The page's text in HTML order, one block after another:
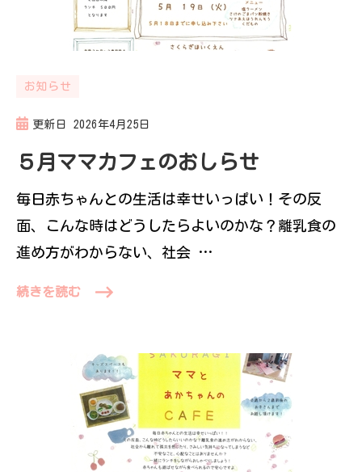
更新日 2026年4月25日
お知らせ
５月ママカフェのおしらせ
毎日赤ちゃんとの生活は幸せいっぱい！その反
面、こんな時はどうしたらよいのかな？離乳食の
進め方がわからない、社会 …
続きを読む